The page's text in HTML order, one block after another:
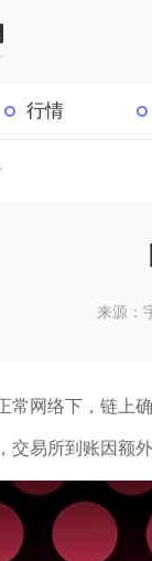
行情
来源：
常网络下，链上
交易所到账因额外